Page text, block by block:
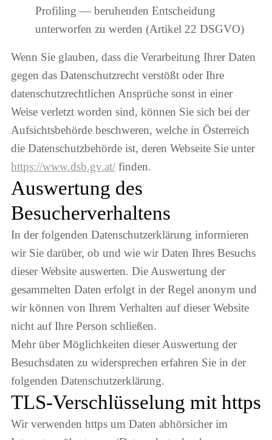
Profiling — beruhenden Entscheidung
unterworfen zu werden (Artikel 22 DSGVO)
Wenn Sie glauben, dass die Verarbeitung Ihrer Daten
gegen das Datenschutzrecht verstößt oder Ihre
datenschutzrechtlichen Ansprüche sonst in einer
Weise verletzt worden sind, können Sie sich bei der
Aufsichtsbehörde beschweren, welche in Österreich
die Datenschutzbehörde ist, deren Webseite Sie unter
https://www.dsb.gv.at/ finden.
Auswertung des
Besucherverhaltens
In der folgenden Datenschutzerklärung informieren
wir Sie darüber, ob und wie wir Daten Ihres Besuchs
dieser Website auswerten. Die Auswertung der
gesammelten Daten erfolgt in der Regel anonym und
wir können von Ihrem Verhalten auf dieser Website
nicht auf Ihre Person schließen.
Mehr über Möglichkeiten dieser Auswertung der
Besuchsdaten zu widersprechen erfahren Sie in der
folgenden Datenschutzerklärung.
TLS-Verschlüsselung mit https
Wir verwenden https um Daten abhörsicher im